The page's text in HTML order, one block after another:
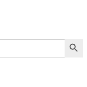
Search Button